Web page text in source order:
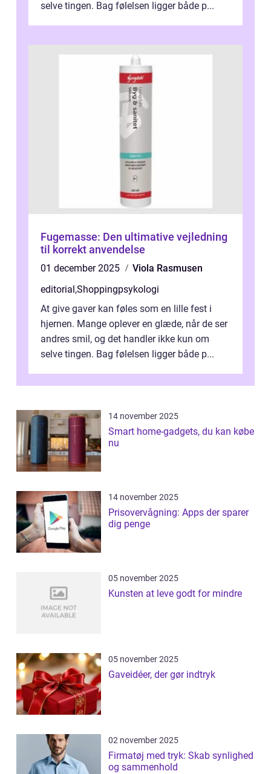
selve tingen. Bag følelsen ligger både p...
Fugemasse: Den ultimative vejledning
til korrekt anvendelse
01 december 2025
Viola Rasmusen
editorial ,Shoppingpsykologi
At give gaver kan føles som en lille fest i
hjernen. Mange oplever en glæde, når de ser
andres smil, og det handler ikke kun om
selve tingen. Bag følelsen ligger både p...
14 november 2025
Smart home-gadgets, du kan købe
nu
14 november 2025
Prisovervågning: Apps der sparer
dig penge
05 november 2025
Kunsten at leve godt for mindre
05 november 2025
Gaveidéer, der gør indtryk
02 november 2025
Firmatøj med tryk: Skab synlighed
og sammenhold